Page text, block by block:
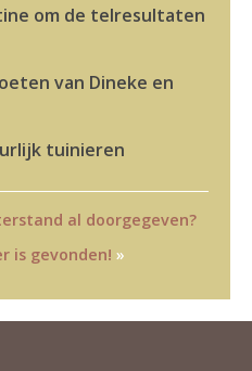
om de telresultaten
van Dineke en
tuinieren
al doorgegeven?
is gevonden! »